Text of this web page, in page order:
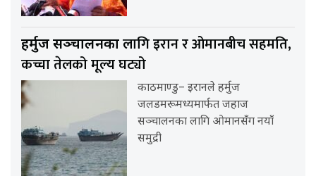
हर्मुज सञ्चालनकालागि इरान र ओमानबीच सहमति,
कच्चा तेलको मूल्य घट्यो
काठमाण्डु– इरानले हर्मुज
जलडमरूमध्यमार्फत जहाज
सञ्चालनका लागि ओमानसँग नयाँ
समुद्री